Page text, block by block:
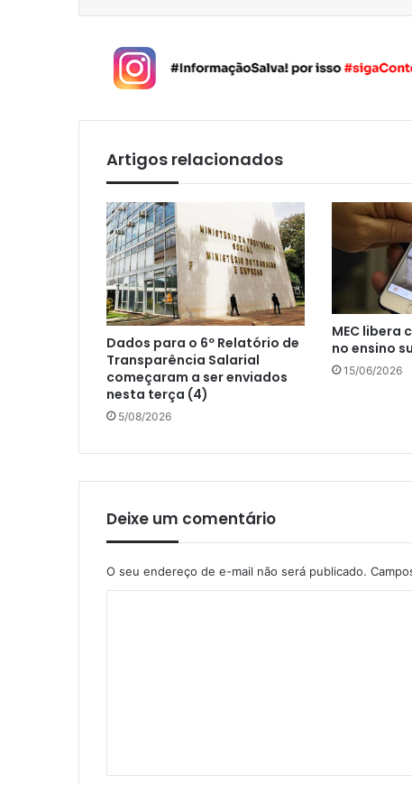
Artigos relacionados
Dados para o 6º Relatório de
Transparência Salarial
começaram a ser enviados
nesta terça (4)
5/08/2026
MEC libera
no ensino
15/06/2026
Deixe um comentário
O seu endereço de e-mail não será publicado.